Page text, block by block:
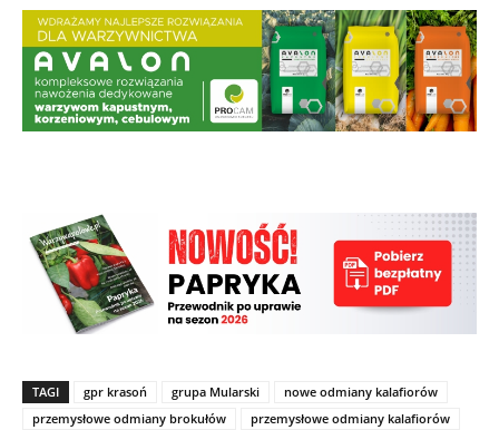
TAGI gpr krasoń grupa Mularski
nowe odmiany kalafiorów
przemysłowe odmiany brokułów
przemysłowe odmiany kalafiorów